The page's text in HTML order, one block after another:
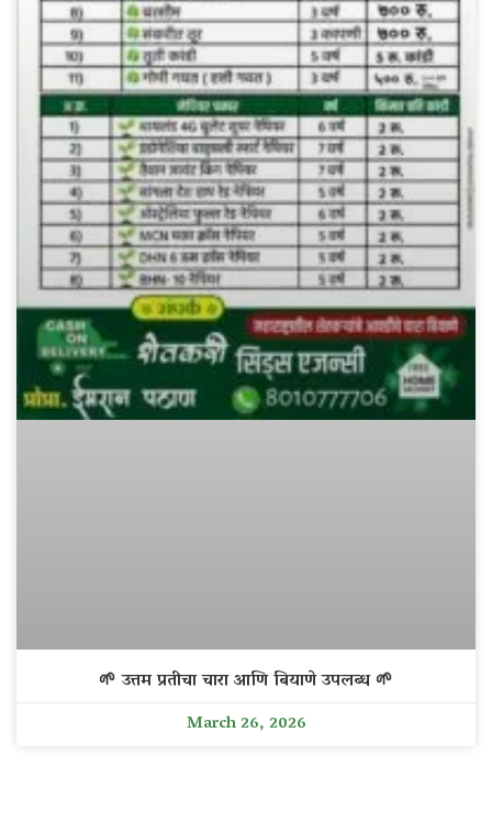
🌱 उत्तम प्रतीचा चारा आणि बियाणे उपलब्ध 🌱
March 26, 2026